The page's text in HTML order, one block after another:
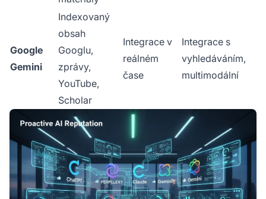
Google
Gemini
Indexovaný
obsah
Googlu,
zprávy,
YouTube,
Scholar
Integrace v
reálném
čase
Integrace s
vyhledáváním,
multimodální